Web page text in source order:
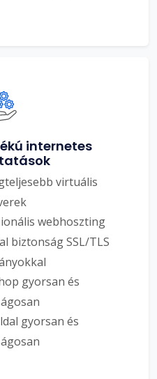
internetes
virtuális
webhoszting
biztonság SSL/TLS
gyorsan és
gyorsan és